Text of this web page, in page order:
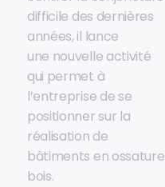
difficile des dernières
années, il lance
une nouvelle activité
qui permet à
l’entreprise de se
positionner sur la
réalisation de
bâtiments en ossature
bois.